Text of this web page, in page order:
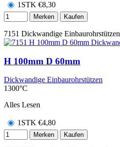
1STK €8,30
Merken Kaufen
7151 Dickwandige Einbaurohrstützen
H 100mm D 60mm
Dickwandige Einbaurohrstützen
1300°C
Alles Lesen
1STK €4,80
Merken Kaufen